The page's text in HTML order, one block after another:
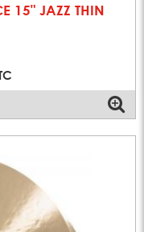
15" JAZZ THIN